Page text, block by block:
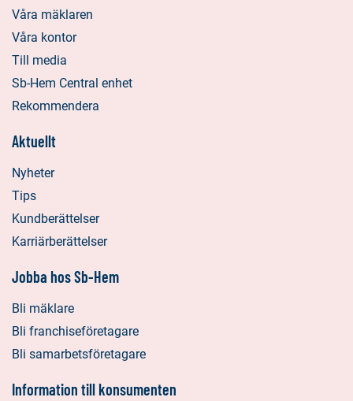
Våra mäklaren
Våra kontor
Till media
Sb-Hem Central enhet
Rekommendera
Aktuellt
Nyheter
Tips
Kundberättelser
Karriärberättelser
Jobba hos Sb-Hem
Bli mäklare
Bli franchiseföretagare
Bli samarbetsföretagare
Information till konsumenten